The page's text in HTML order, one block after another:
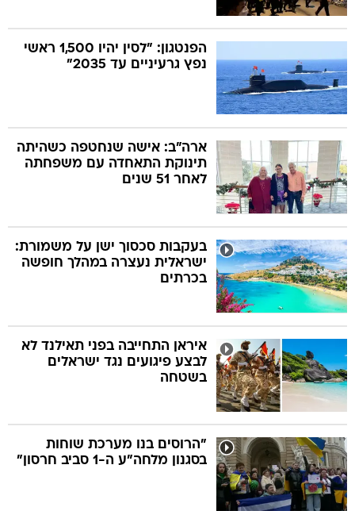
הפנטגון: "לסין יהיו 1,500 ראשי
נפץ גרעיניים עד 2035"
ארה"ב: אישה שנחטפה כשהיתה
תינוקת התאחדה עם משפחתה
לאחר 51 שנים
בעקבות סכסוך ישן על משמורת:
ישראלית נעצרה במהלך חופשה
בכרתים
איראן התחייבה בפני תאילנד לא
לבצע פיגועים נגד ישראלים
בשטחה
"הרוסים בנו מערכת שוחות
בסגנון מלחה"ע ה-1 סביב חרסון"